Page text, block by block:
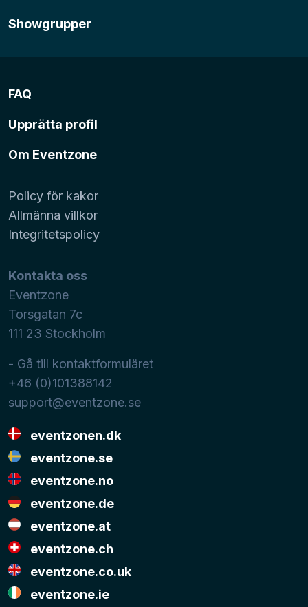
Showgrupper
FAQ
Upprätta profil
Om Eventzone
Policy för kakor
Allmänna villkor
Integritetspolicy
Kontakta oss
Eventzone
Torsgatan 7c
111 23 Stockholm
- Gå till kontaktformuläret
+46 (0)101388142
support@eventzone.se
eventzonen.dk
eventzone.se
eventzone.no
eventzone.de
eventzone.at
eventzone.ch
eventzone.co.uk
eventzone.ie